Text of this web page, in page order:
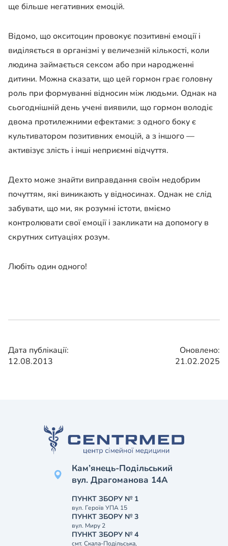
ще більше негативних емоцій.
Відомо, що окситоцин провокує позитивні емоції і
виділяється в організмі у величезній кількості, коли
людина займається сексом або при народженні
дитини. Можна сказати, що цей гормон грає головну
роль при формуванні відносин між людьми. Однак на
сьогоднішній день учені виявили, що гормон володіє
двома протилежними ефектами: з одного боку є
культиватором позитивних емоцій, а з іншого —
активізує злість і інші неприємні відчуття.
Дехто може знайти виправдання своїм недобрим
почуттям, які виникають у відносинах. Однак не слід
забувати, що ми, як розумні істоти, вміємо
контролювати свої емоції і закликати на допомогу в
скрутних ситуаціях розум.
Любіть один одного!
Дата публікації:
12.08.2013
Оновлено:
21.02.2025
Кам’янець-Подільський
вул. Драгоманова 14А
ПУНКТ ЗБОРУ № 1
вул. Героїв УПА 15
ПУНКТ ЗБОРУ № 3
вул. Миру 2
ПУНКТ ЗБОРУ № 4
смт. Скала-Подільська,